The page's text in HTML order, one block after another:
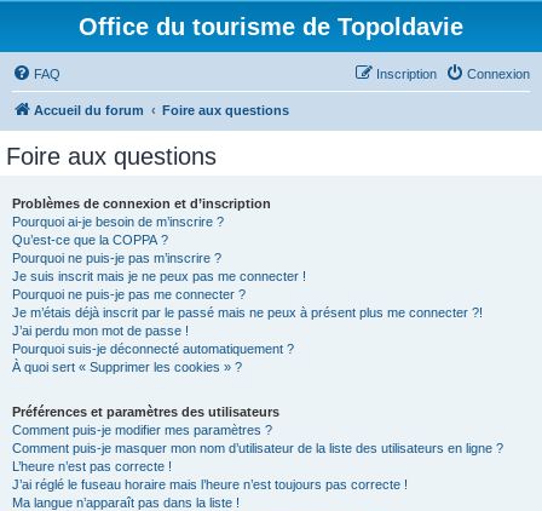
Office du tourisme de Topoldavie
FAQ Connexion
Inscription
Accueil du forum Foire aux questions
Foire aux questions
Problèmes de connexion et d’inscription
Pourquoi ai-je besoin de m’inscrire ?
Qu’est-ce que la COPPA ?
Pourquoi ne puis-je pas m’inscrire ?
Je suis inscrit mais je ne peux pas me connecter !
Pourquoi ne puis-je pas me connecter ?
Je m’étais déjà inscrit par le passé mais ne peux à présent plus me connecter ?!
J’ai perdu mon mot de passe !
Pourquoi suis-je déconnecté automatiquement ?
À quoi sert « Supprimer les cookies » ?
Préférences et paramètres des utilisateurs
Comment puis-je modifier mes paramètres ?
Comment puis-je masquer mon nom d’utilisateur de la liste des utilisateurs en ligne ?
L’heure n’est pas correcte !
J’ai réglé le fuseau horaire mais l’heure n’est toujours pas correcte !
Ma langue n’apparaît pas dans la liste !